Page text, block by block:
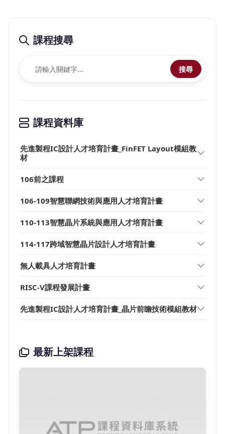
課程搜尋
搜尋
課程資料庫
先進製程IC設計人才培育計畫_FinFET Layout模組教
材
106前之課程
106-109智慧聯網技術與應用人才培育計畫
110-113智慧晶片系統與應用人才培育計畫
114-117跨域智慧晶片設計人才培育計畫
無人載具人才培育計畫
RISC-V課程發展計畫
先進製程IC設計人才培育計畫_晶片前瞻技術模組教材
最新上架課程